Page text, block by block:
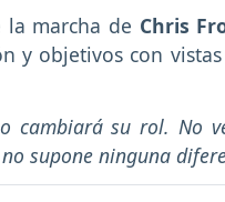
la marcha de Chris
y objetivos con
cambiará su rol. No
supone ninguna